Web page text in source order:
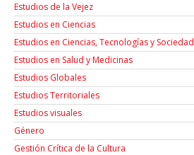
Estudios de la Vejez
Estudios en Ciencias
Estudios en Ciencias, Tecnologías y Sociedad
Estudios en Salud y Medicinas
Estudios Globales
Estudios Territoriales
Estudios visuales
Género
Gestión Crítica de la Cultura